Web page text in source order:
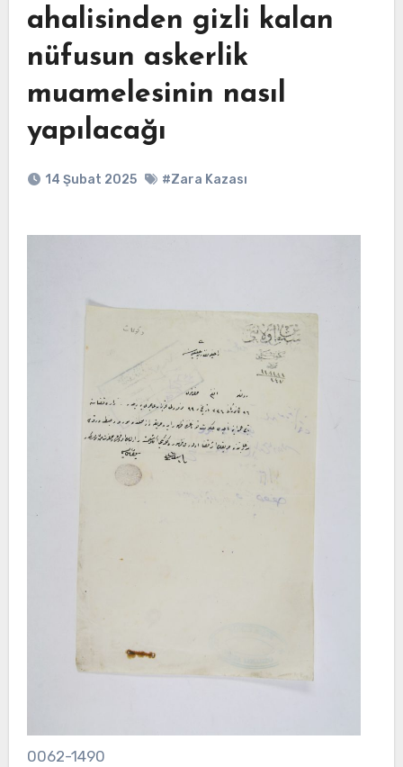
ahalisinden gizli kalan
nüfusun askerlik
muamelesinin nasıl
yapılacağı
14 Şubat 2025 #Zara Kazası
0062-1490